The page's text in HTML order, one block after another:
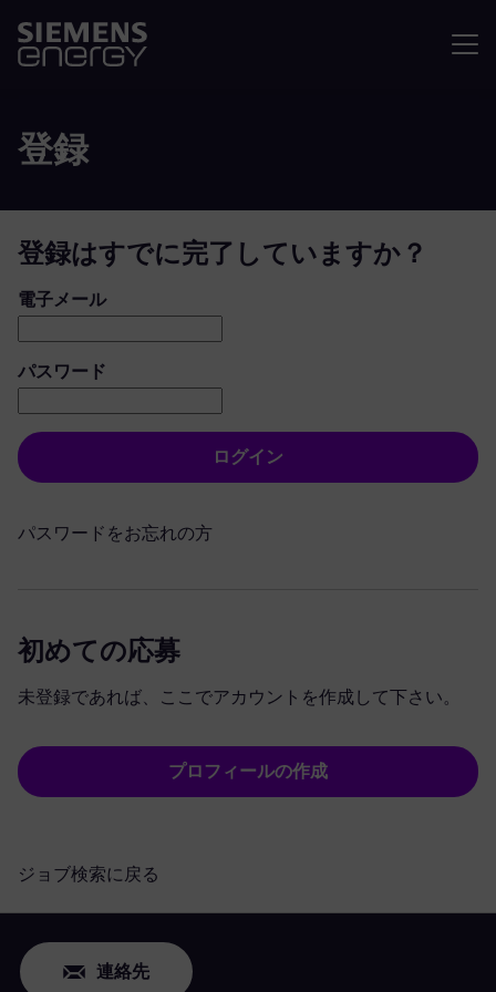
登録
登録はすでに完了していますか？
ログイン：ユーザーとパスワード
電子メール
パスワード
ログイン
パスワードをお忘れの方
初めての応募
未登録であれば、ここでアカウントを作成して下さい。
プロフィールの作成
ジョブ検索に戻る
連絡先